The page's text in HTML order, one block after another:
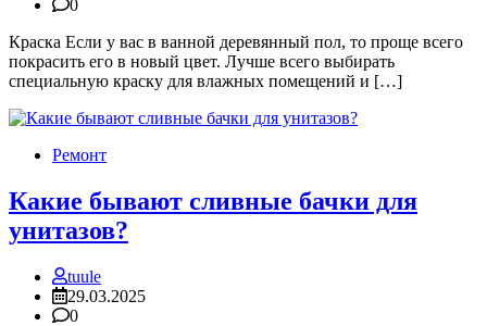
0
Краска Если у вас в ванной деревянный пол, то проще всего
покрасить его в новый цвет. Лучше всего выбирать
специальную краску для влажных помещений и […]
Ремонт
Какие бывают сливные бачки для
унитазов?
tuule
29.03.2025
0